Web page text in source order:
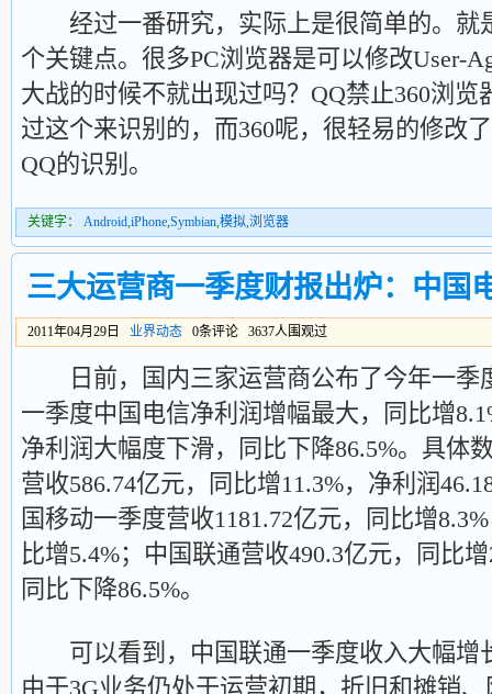
经过一番研究，实际上是很简单的。就
个关键点。很多PC浏览器是可以修改User-
大战的时候不就出现过吗？QQ禁止360浏览
过这个来识别的，而360呢，很轻易的修改
QQ的识别。
关键字： Android,iPhone,Symbian,模拟,浏览器
三大运营商一季度财报出炉：中国
2011年04月29日 业界动态 0条评论 3637人围观过
日前，国内三家运营商公布了今年一季
一季度中国电信净利润增幅最大，同比增
净利润大幅度下滑，同比下降86.5%。具体
营收586.74亿元，同比增11.3%，净利润
国移动一季度营收1181.72亿元，同比增
比增5.4%；中国联通营收490.3亿元，同比
同比下降86.5%。
可以看到，中国联通一季度收入大幅增
由于3G业务仍处于运营初期，折旧和摊销